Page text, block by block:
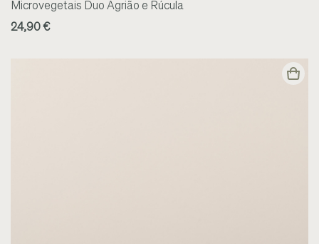
Microvegetais Duo Agrião e Rúcula
24,90 €